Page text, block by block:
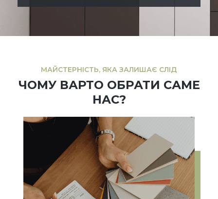
МАЙСТЕРНІСТЬ, ЯКА ЗАЛИШАЄ СЛІД
ЧОМУ ВАРТО ОБРАТИ САМЕ
НАС?